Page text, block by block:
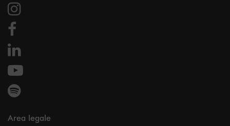
Area legale